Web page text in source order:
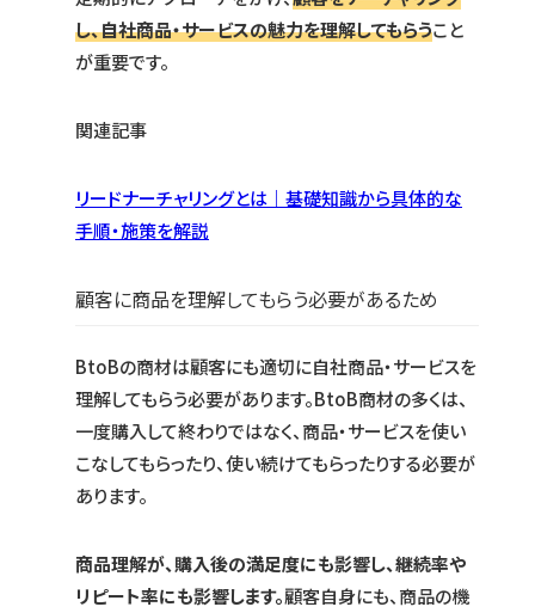
し、自社商品・サービスの魅力を理解してもらうこと
が重要です。
関連記事
リードナーチャリングとは｜基礎知識から具体的な
手順・施策を解説
顧客に商品を理解してもらう必要があるため
BtoBの商材は顧客にも適切に自社商品・サービスを
理解してもらう必要があります。BtoB商材の多くは、
一度購入して終わりではなく、商品・サービスを使い
こなしてもらったり、使い続けてもらったりする必要が
あります。
商品理解が、購入後の満足度にも影響し、継続率や
リピート率にも影響します。顧客自身にも、商品の機